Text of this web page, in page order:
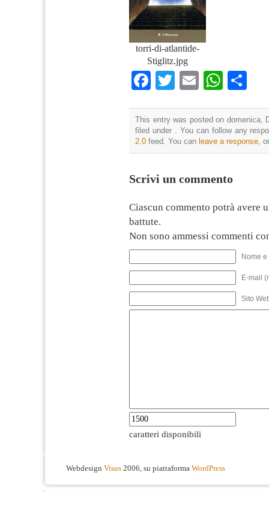
torri-di-atlantide-
Stiglitz.jpg
Facebook
TwitterEmail
This entry was posted on domenica,
filed under . You can follow any
2.0 feed. You can leave a response ,
Scrivi un commento
Ciascun commento potrà avere
battute.
Non sono ammessi commenti
Nome
E-mail
Sito
caratteri disponibili
Webdesign Visus 2006, su piattaforma WordPress